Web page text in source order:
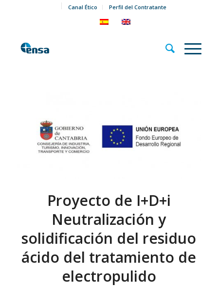
Canal Ético Perfil del Contratante
Proyecto de I+D+i
Neutralización y
solidificación del residuo
ácido del tratamiento de
electropulido